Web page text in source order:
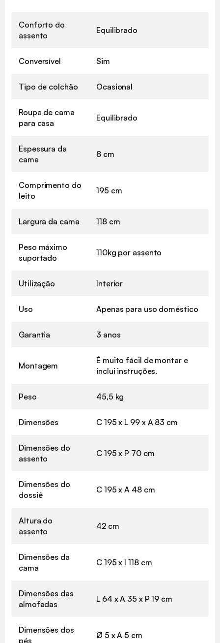
Conforto do
assento
Equilibrado
Conversível Sim
Tipo de colchão Ocasional
Roupa de cama
para casa
Equilibrado
Espessura da
cama
8 cm
Comprimento do
leito
195 cm
Largura da cama 118 cm
Peso máximo
suportado
110kg por assento
Utilização Interior
Uso Apenas para uso doméstico
Garantia 3 anos
Montagem
É muito fácil de montar e
inclui instruções.
Peso 45,5 kg
Dimensões C 195 x L 99 x A 83 cm
Dimensões do
assento
C 195 x P 70 cm
Dimensões do
dossiê
C 195 x A 48 cm
Altura do
assento
42 cm
Dimensões da
cama
C 195 x l 118 cm
Dimensões das
almofadas
L 64 x A 35 x P 19 cm
Dimensões dos
pés
Ø 5 x A 5 cm